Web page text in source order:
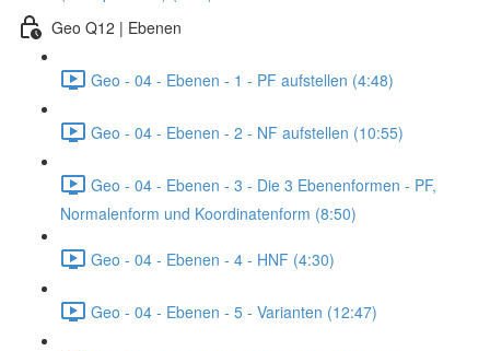
Geo Q12 | Ebenen
Geo - 04 - Ebenen - 1 - PF aufstellen (4:48)
Geo - 04 - Ebenen - 2 - NF aufstellen (10:55)
Geo - 04 - Ebenen - 3 - Die 3 Ebenenformen - PF,
Normalenform und Koordinatenform (8:50)
Geo - 04 - Ebenen - 4 - HNF (4:30)
Geo - 04 - Ebenen - 5 - Varianten (12:47)